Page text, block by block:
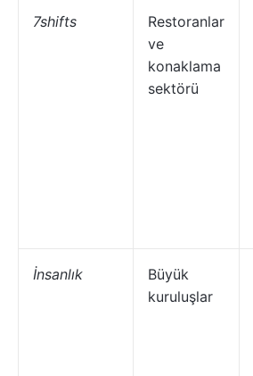
7shifts
Restoranlar
ve
konaklama
sektörü
İnsanlık
Büyük
kuruluşlar